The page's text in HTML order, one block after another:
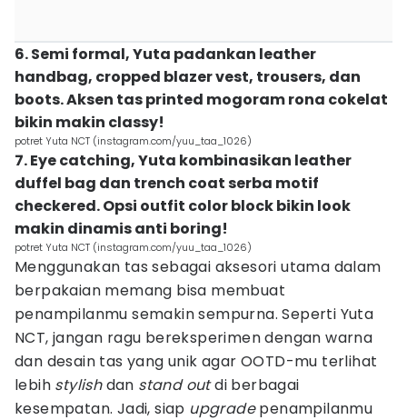
6. Semi formal, Yuta padankan leather
handbag, cropped blazer vest, trousers, dan
boots. Aksen tas printed mogoram rona cokelat
bikin makin classy!
potret Yuta NCT (instagram.com/yuu_taa_1026)
7. Eye catching, Yuta kombinasikan leather
duffel bag dan trench coat serba motif
checkered. Opsi outfit color block bikin look
makin dinamis anti boring!
potret Yuta NCT (instagram.com/yuu_taa_1026)
Menggunakan tas sebagai aksesori utama dalam
berpakaian memang bisa membuat
penampilanmu semakin sempurna. Seperti Yuta
NCT, jangan ragu bereksperimen dengan warna
dan desain tas yang unik agar OOTD-mu terlihat
lebih stylishdan stand outdi berbagai
kesempatan. Jadi, siap upgradepenampilanmu